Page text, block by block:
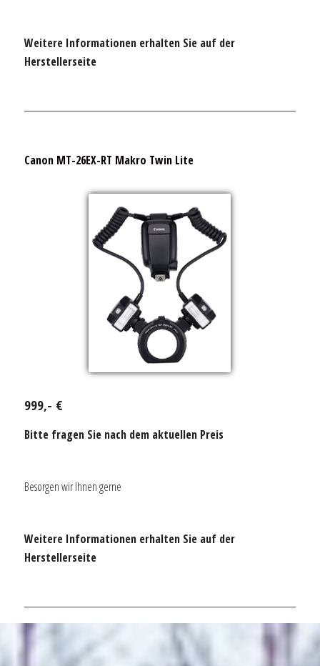
Weitere Informationen erhalten Sie auf der
Herstellerseite
Canon MT-26EX-RT Makro Twin Lite
999,- €
Bitte fragen Sie nach dem aktuellen Preis
Besorgen wir Ihnen gerne
Weitere Informationen erhalten Sie auf der
Herstellerseite